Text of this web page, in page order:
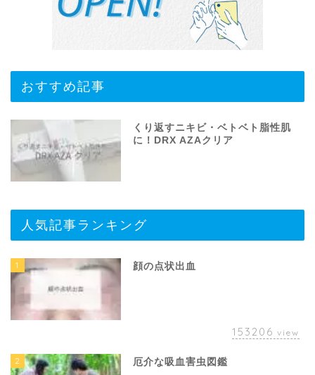
おすすめ記事
くり返すニキビ・ベトベト脂性肌
に！DRX AZAクリア
人気記事ランキング
1 顔の点状出血
153206 view
2 厄介な吸血害虫図鑑